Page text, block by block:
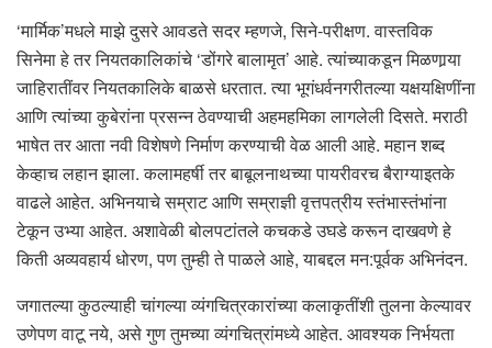
‘मार्मिक’मधले माझे दुसरे आवडते सदर म्हणजे, सिने-परीक्षण. वास्तविक
सिनेमा हे तर नियतकालिकांचे ‘डोंगरे बालामृत’ आहे. त्यांच्याकडून मिळणार्‍या
जाहिरातींवर नियतकालिके बाळसे धरतात. त्या भूगंधर्वनगरीतल्या यक्षयक्षिणींना
आणि त्यांच्या कुबेरांना प्रसन्न ठेवण्याची अहमहमिका लागलेली दिसते. मराठी
भाषेत तर आता नवी विशेषणे निर्माण करण्याची वेळ आली आहे. महान शब्द
केव्हाच लहान झाला. कलामहर्षी तर बाबूलनाथच्या पायरीवरच बैराग्याइतके
वाढले आहेत. अभिनयाचे सम्राट आणि सम्राज्ञी वृत्तपत्रीय स्तंभास्तंभांना
टेकून उभ्या आहेत. अशावेळी बोलपटांतले कचकडे उघडे करून दाखवणे हे
किती अव्यवहार्य धोरण, पण तुम्ही ते पाळले आहे, याबद्दल मन:पूर्वक अभिनंदन.
जगातल्या कुठल्याही चांगल्या व्यंगचित्रकारांच्या कलाकृतींशी तुलना केल्यावर
उणेपण वाटू नये, असे गुण तुमच्या व्यंगचित्रांमध्ये आहेत. आवश्यक निर्भयता